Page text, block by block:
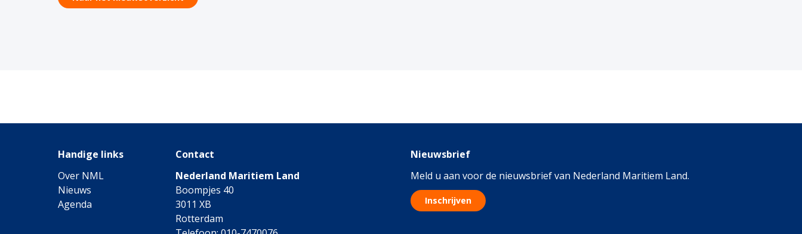
Handige links
Over NML
Nieuws
Agenda
Contact
Nederland Maritiem Land
Boompjes 40
3011 XB
Rotterdam
Nieuwsbrief
Meld u aan voor de nieuwsbrief van Nederland Maritiem Land.
Inschrijven